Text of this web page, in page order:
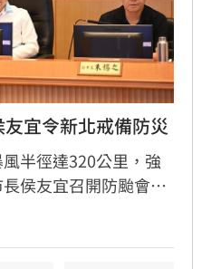
宜令新北戒備防災
半徑達320公里，強
侯友宜召開防颱會
所全面戒備，針對易